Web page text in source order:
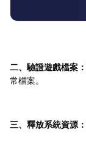
二、驗證遊戲檔案：
常檔案。
三、釋放系統資源：